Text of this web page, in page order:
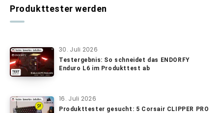
Produkttester werden
30. Juli 2026
Testergebnis: So schneidet das ENDORFY
Enduro L6 im Produkttest ab
16. Juli 2026
Produkttester gesucht: 5 Corsair CLIPPER PRO